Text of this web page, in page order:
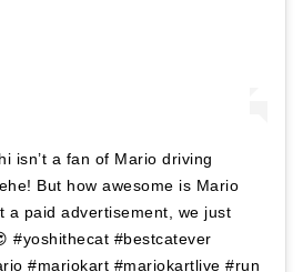
isn’t a fan of Mario driving
But how awesome is Mario
a paid advertisement, we just
#yoshithecat #bestcatever
#mariokart #mariokartlive #run